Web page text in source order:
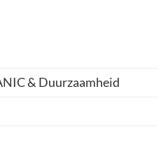
& Duurzaamheid